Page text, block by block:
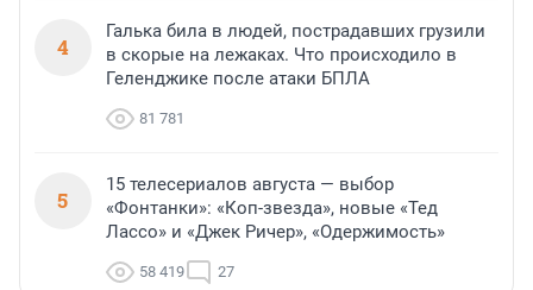
4
Галька била в людей, пострадавших грузили
в скорые на лежаках. Что происходило в
Геленджике после атаки БПЛА
81 781
5
15 телесериалов августа — выбор
«Фонтанки»: «Коп-звезда», новые «Тед
Лассо» и «Джек Ричер», «Одержимость»
58 419 27